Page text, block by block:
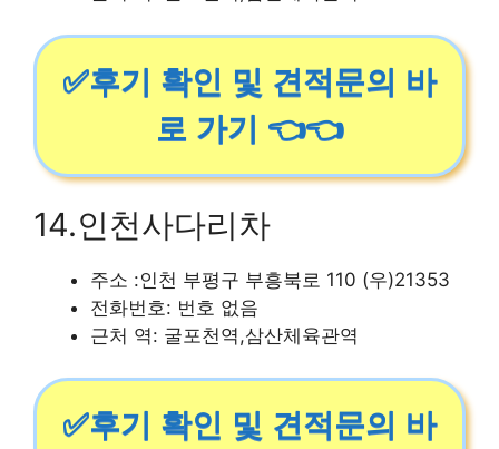
✅후기 확인 및 견적문의 바
로 가기 👈👈
14.인천사다리차
주소 :인천 부평구 부흥북로 110 (우)21353
전화번호: 번호 없음
근처 역: 굴포천역,삼산체육관역
✅후기 확인 및 견적문의 바